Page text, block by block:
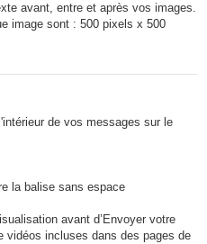
avant, entre et après vos images.
image sont : 500 pixels x 500
de vos messages sur le
la balise sans espace
avant d’Envoyer votre
vidéos incluses dans des pages de